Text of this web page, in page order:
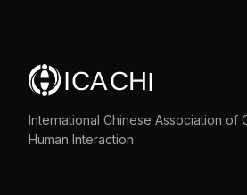
International Chinese Association of
Human Interaction